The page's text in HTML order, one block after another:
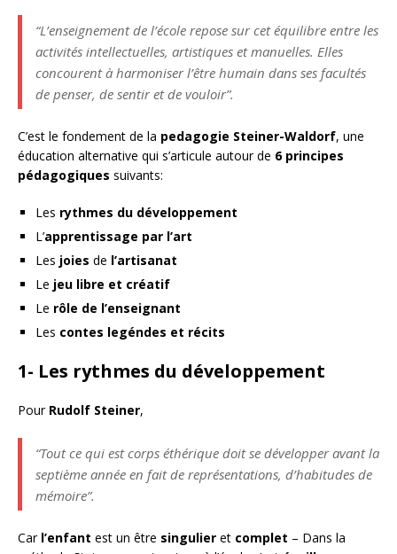
“L’enseignement de l’école repose sur cet équilibre entre les
activités intellectuelles, artistiques et manuelles. Elles
concourent à harmoniser l’être humain dans ses facultés
de penser, de sentir et de vouloir”.
C’est le fondement de la pedagogie Steiner-Waldorf, une
éducation alternative qui s’articule autour de 6 principes
pédagogiques suivants:
Les rythmes du développement
L’apprentissage par l’art
Les joies de l’artisanat
Le jeu libre et créatif
Le rôle de l’enseignant
Les contes legéndes et récits
1- Les rythmes du développement
Pour Rudolf Steiner,
“Tout ce qui est corps éthérique doit se développer avant la
septième année en fait de représentations, d’habitudes de
mémoire”.
Car l’enfant est un être singulier et complet – Dans la